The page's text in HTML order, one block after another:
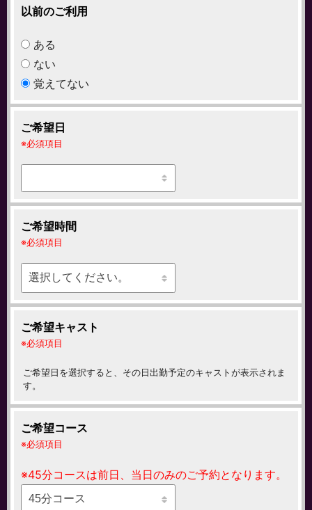
以前のご利用
ある
ない
覚えてない
ご希望日
必須項目
ご希望時間
必須項目
ご希望キャスト
必須項目
ご希望日を選択すると、その日出勤予定のキャストが表示されま
す。
ご希望コース
必須項目
※45分コースは前日、当日のみのご予約となります。